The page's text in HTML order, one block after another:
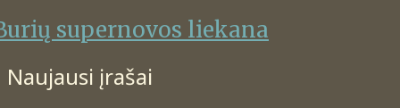
supernovos liekana
Naujausi įrašai